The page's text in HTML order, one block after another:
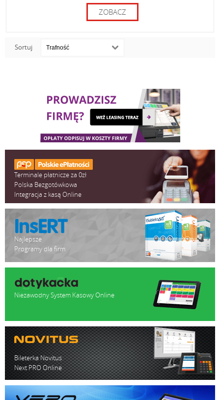
ZOBACZ
Sortuj
Terminale płatnicze za 0zł
Polska Bezgotówkowa
Integracja z kasą Online
Najlepsze
Programy dla firm
Niezawodny System Kasowy Online
Bileterka Novitus
Next PRO Online